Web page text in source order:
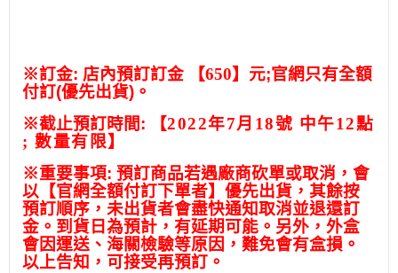
※訂金: 店內預訂訂金 【650】元;官網只有全額
付訂(優先出貨) 。
※截止預訂時間: 【2022年7月18號 中午12點
; 數量有限】
※重要事項: 預訂商品若遇廠商砍單或取消，會
以【官網全額付訂下單者】優先出貨，其餘按
預訂順序，未出貨者會盡快通知取消並退還訂
金。到貨日為預計，有延期可能。另外，外盒
會因運送、海關檢驗等原因，難免會有盒損。
以上告知，可接受再預訂。